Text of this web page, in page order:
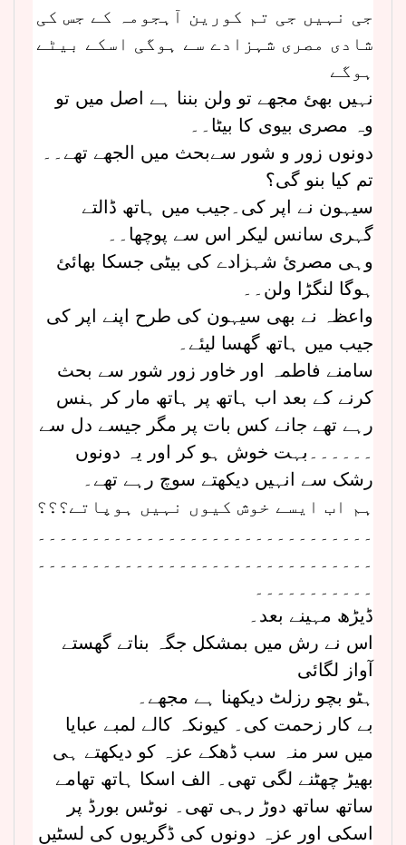
جی نہیں جی تم کورین آہجومہ کے جس کی
شادی مصری شہزادے سے ہوگی اسکے بیٹے
ہوگے
نہیں بھئ مجھے تو ولن بننا ہے اصل میں تو
وہ مصری بیوی کا بیٹا۔۔
دونوں زور و شور سےبحث میں الجھے تھے۔۔
تم کیا بنو گی؟
سیہون نے اپر کی۔جیب میں ہاتھ ڈالتے
گہری سانس لیکر اس سے پوچھا۔۔
وہی مصرئ شہزادے کی بیٹی جسکا بھائئ
ہوگا لنگڑا ولن۔۔
واعظہ نے بھی سیہون کی طرح اپنے اپر کی
جیب میں ہاتھ گھسا لیئے۔
سامنے فاطمہ اور خاور زور شور سے بحث
کرنے کے بعد اب ہاتھ پر ہاتھ مار کر ہنس
رہے تھے جانے کس بات پر مگر جیسے دل سے
۔۔۔۔۔۔بہت خوش ہو کر اور یہ دونوں
رشک سے انہیں دیکھتے سوچ رہے تھے۔
ہم اب ایسے خوش کیوں نہیں ہوپاتے؟؟؟
۔۔۔۔۔۔۔۔۔۔۔۔۔۔۔۔۔۔۔۔۔۔۔۔۔۔۔۔۔۔۔
۔۔۔۔۔۔۔۔۔۔۔۔۔۔۔۔۔۔۔۔۔۔۔۔۔۔۔۔۔۔۔
۔۔۔۔۔۔۔۔۔۔۔
ڈیڑھ مہینے بعد۔
اس نے رش میں بمشکل جگہ بناتے گھستے
آواز لگائی
ہٹو بچو رزلٹ دیکھنا ہے مجھے۔
بے کار زحمت کی۔ کیونکہ کالے لمبے عبایا
میں سر منہ سب ڈھکے عزہ کو دیکھتے ہی
بھیڑ چھٹنے لگی تھی۔ الف اسکا ہاتھ تھامے
ساتھ ساتھ دوڑ رہی تھی۔ نوٹس بورڈ پر
اسکی اور عزہ دونوں کی ڈگریوں کی لسٹیں